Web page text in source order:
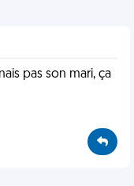
pas son mari, ça